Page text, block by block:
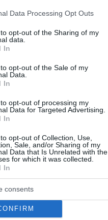
that this website/app uses one
your visit or usage behaviour.
consent to Google and its
for below specified purposes
Data Processing Opt Outs
opt-out of the Sharing of my
data.
In
opt-out of the Sale of my
Data.
In
opt-out of processing my
Data for Targeted Advertising.
In
opt-out of Collection, Use,
Sale, and/or Sharing of my
Data that Is Unrelated with the
for which it was collected.
In
consents
«υπερ-Αρχή» Διαφάνειας,
ανάπτυξη και διπλώματα
στο Μαξίμου η
την καταπολέμηση της
να προτείνει ο
Μεταφορών Κώστας
η συζήτηση για τα
4